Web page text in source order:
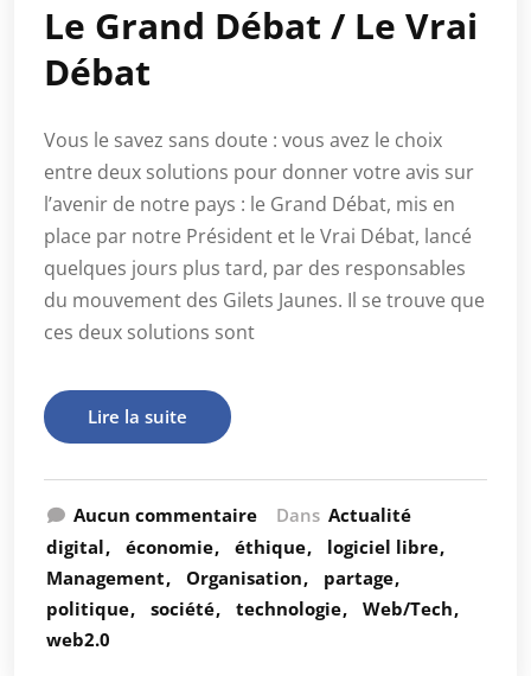
Le Grand Débat / Le Vrai
Débat
Vous le savez sans doute : vous avez le choix
entre deux solutions pour donner votre avis sur
l’avenir de notre pays : le Grand Débat, mis en
place par notre Président et le Vrai Débat, lancé
quelques jours plus tard, par des responsables
du mouvement des Gilets Jaunes. Il se trouve que
ces deux solutions sont
Lire la suite
Aucun commentaire Dans Actualité
digital
économie éthique
logiciel libre
Management
Organisation
partage
politique
société technologie
Web/Tech
web2.0